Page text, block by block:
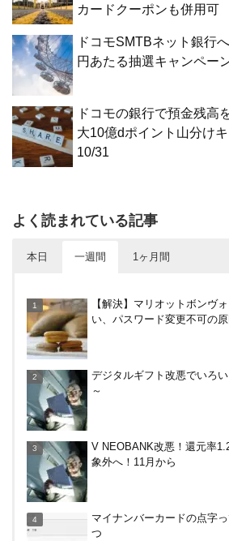
カードクーポンも併用可
ドコモSMTBネット銀行
円あたる抽選キャンペー
ドコモの銀行で預金残高
大10億dポイント山分け
10/31
よく読まれている記事
本日 一週間 1ヶ月間
象外へ！11月から
加入したけど勧誘ヤバいかな
クレジットカードチャージ
おきたい利用条件と注意点
【解決】マリオットボンヴ
い、パスワード変更不可の原
デジタルギフト改悪でいろ
～
V NEOBANK改悪！還元率
象外へ！11月から
マイナンバーカードの点字
つ